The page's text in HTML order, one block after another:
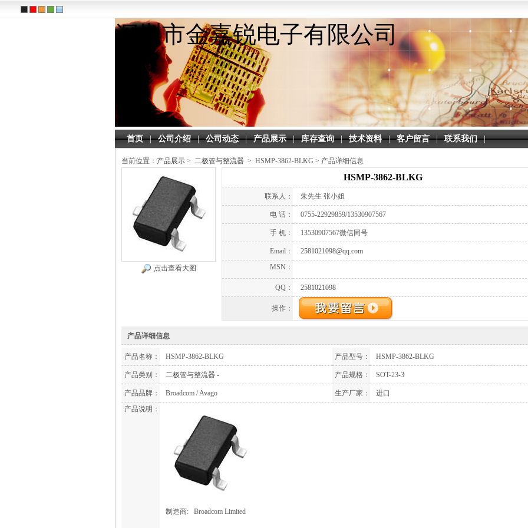
深圳市金嘉锐电子有限公司
首页|公司介绍|公司动态|产品展示|库存查询|技术资料|客户留言|联系我们|
当前位置： 产品展示> 二极管与整流器 > HSMP-3862-BLKG > 产品详细信息
点击查看大图
HSMP-3862-BLKG
联系人： 朱先生 张小姐
电 话： 0755-22929859/13530907567
手 机： 13530907567微信同号
Email：
2581021098@qq.com
MSN：
QQ： 2581021098
操作：
产品详细信息
产品名称： HSMP-3862-BLKG 产品型号： HSMP-3862-BLKG
产品类别： 二极管与整流器 - 产品规格： SOT-23-3
产品品牌： Broadcom / Avago 生产厂家：
进口
产品说明：
制造商: Broadcom Limited